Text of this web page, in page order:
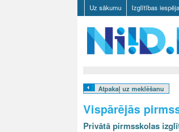
Uz sākumu Izglītības
D
Atpakaļ uz meklēšanu
Vispārējās
Privātā pirmsskolas